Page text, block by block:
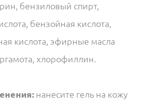
бензиловый спирт,
бензойная кислота,
кислота, эфирные масла
хлорофиллин.
нанесите гель на кожу